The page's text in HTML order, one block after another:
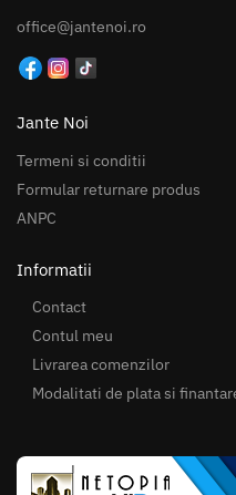
office@jantenoi.ro
Jante Noi
Termeni si conditii
Formular returnare produs
ANPC
Informatii
Contact
Contul meu
Livrarea comenzilor
Modalitati de plata si